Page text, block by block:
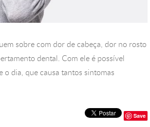
sobre com dor de cabeça, dor no rosto
dental. Com ele é possível
dia, que causa tantos sintomas
Save